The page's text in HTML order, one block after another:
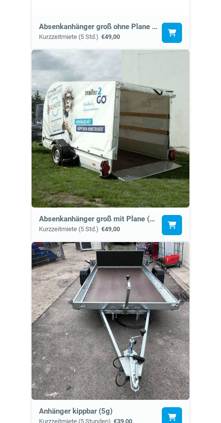
Absenkanhänger groß ohne Plane (7d)
Kurzzeitmiete (5 Std.) €49,00
Absenkanhänger groß mit Plane (7k)
Kurzzeitmiete (5 Std.) €49,00
Anhänger kippbar (5g)
Kurzzeitmiete (5 Stunden) €39,00